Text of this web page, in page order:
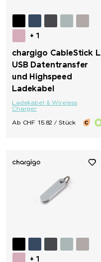
+ 1
chargigo CableStick L
USB Datentransfer
und Highspeed
Ladekabel
Ladekabel & Wireless
Charger
Ab CHF 15.82 / Stück
+ 1
Neutral
Nimbus
Nimm2
noma noma
originalhome
PanoramaKnife
PB Swiss Tools